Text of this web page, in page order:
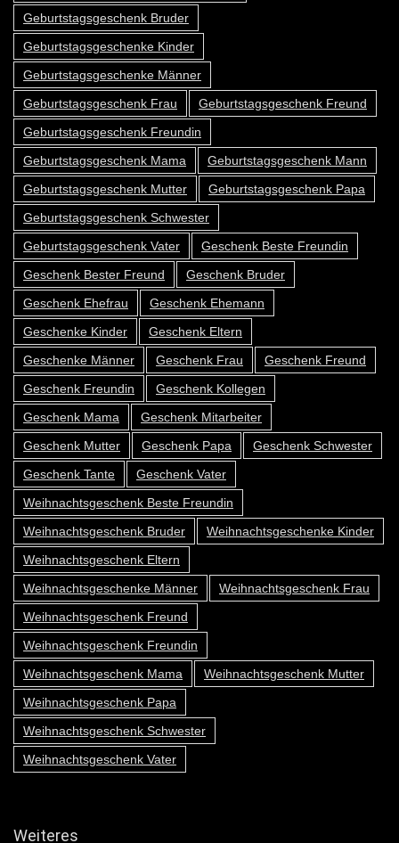
Geburtstagsgeschenk Bruder
Geburtstagsgeschenke Kinder
Geburtstagsgeschenke Männer
Geburtstagsgeschenk Frau
Geburtstagsgeschenk Freund
Geburtstagsgeschenk Freundin
Geburtstagsgeschenk Mama
Geburtstagsgeschenk Mann
Geburtstagsgeschenk Mutter
Geburtstagsgeschenk Papa
Geburtstagsgeschenk Schwester
Geburtstagsgeschenk Vater
Geschenk Beste Freundin
Geschenk Bester Freund
Geschenk Bruder
Geschenk Ehefrau
Geschenk Ehemann
Geschenke Kinder
Geschenk Eltern
Geschenke Männer
Geschenk Frau
Geschenk Freund
Geschenk Freundin
Geschenk Kollegen
Geschenk Mama
Geschenk Mitarbeiter
Geschenk Mutter
Geschenk Papa
Geschenk Schwester
Geschenk Tante
Geschenk Vater
Weihnachtsgeschenk Beste Freundin
Weihnachtsgeschenk Bruder
Weihnachtsgeschenke Kinder
Weihnachtsgeschenk Eltern
Weihnachtsgeschenke Männer
Weihnachtsgeschenk Frau
Weihnachtsgeschenk Freund
Weihnachtsgeschenk Freundin
Weihnachtsgeschenk Mama
Weihnachtsgeschenk Mutter
Weihnachtsgeschenk Papa
Weihnachtsgeschenk Schwester
Weihnachtsgeschenk Vater
Weiteres